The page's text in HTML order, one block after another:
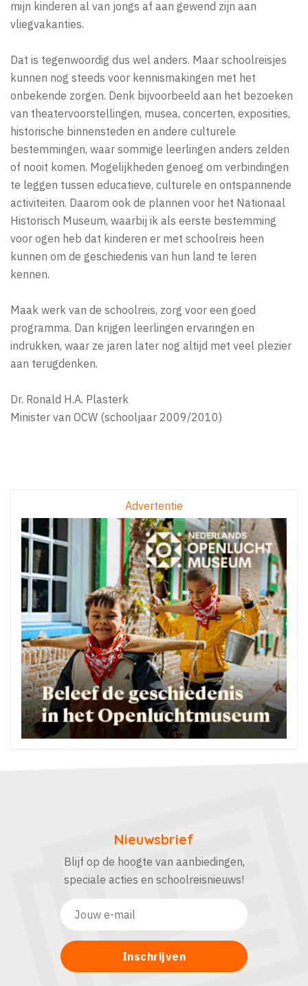
mijn kinderen al van jongs af aan gewend zijn aan
vliegvakanties.
Dat is tegenwoordig dus wel anders. Maar schoolreisjes
kunnen nog steeds voor kennismakingen met het
onbekende zorgen. Denk bijvoorbeeld aan het bezoeken
van theatervoorstellingen, musea, concerten, exposities,
historische binnensteden en andere culturele
bestemmingen, waar sommige leerlingen anders zelden
of nooit komen. Mogelijkheden genoeg om verbindingen
te leggen tussen educatieve, culturele en ontspannende
activiteiten. Daarom ook de plannen voor het Nationaal
Historisch Museum, waarbij ik als eerste bestemming
voor ogen heb dat kinderen er met schoolreis heen
kunnen om de geschiedenis van hun land te leren
kennen.
Maak werk van de schoolreis, zorg voor een goed
programma. Dan krijgen leerlingen ervaringen en
indrukken, waar ze jaren later nog altijd met veel plezier
aan terugdenken.
Dr. Ronald H.A. Plasterk
Minister van OCW (schooljaar 2009/2010)
Advertentie
Nieuwsbrief
Blijf op de hoogte van aanbiedingen,
speciale acties en schoolreisnieuws!